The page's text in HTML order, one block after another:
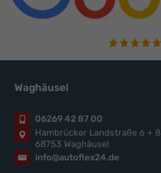
Waghäusel
06269 42 87 00
Hambrücker Landstraße 6 + 8
68753 Waghäusel
info@autoflex24.de